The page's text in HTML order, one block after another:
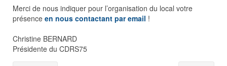
Merci de nous indiquer pour l’organisation du local votre
présence en nous contactant par email !
Christine BERNARD
Présidente du CDRS75